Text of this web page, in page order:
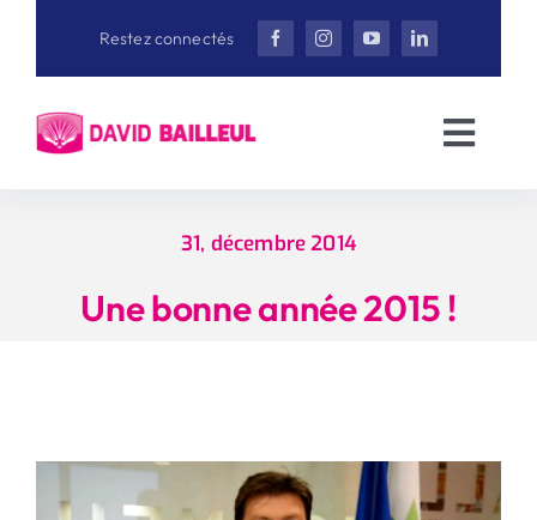
Restez connectés
31, décembre 2014
Une bonne année 2015 !